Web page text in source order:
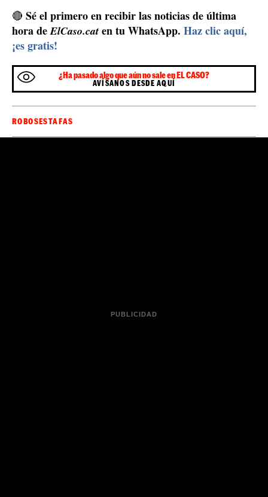
🔴 Sé el primero en recibir las noticias de última
hora deElCaso.cat en tu WhatsApp. Haz clic aquí,
¡es gratis!
¿Ha pasado algo que aún no sale en EL CASO?
AVÍSANOS DESDE AQUÍ
ROBOSESTAFAS